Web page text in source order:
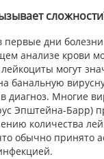
первые дни
анализе крови
могут
банальную
диагноз. Многие
Эпштейна-Барр)
количества
обычно принято